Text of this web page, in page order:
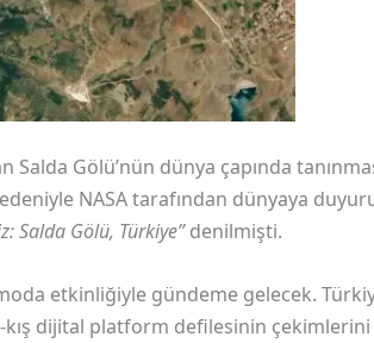
Salda Gölü’nün dünya çapında
NASA tarafından dünyaya
Salda Gölü, Türkiye”denilmişti.
etkinliğiyle gündeme gelecek.
dijital platform defilesinin çekimlerini